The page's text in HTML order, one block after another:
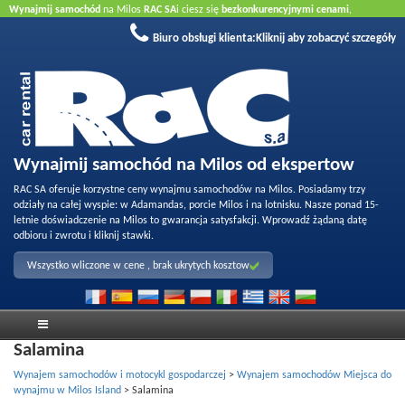
Wynajmij samochód na Milos RAC SAi ciesz się bezkonkurencyjnymi cenami,
oraz
Nie wymagana karta kredytowa.
Biuro obsługi klienta: Kliknij aby zobaczyć szczegóły
Wynajmij samochód na Milos od ekspertow
RAC SA oferuje korzystne ceny wynajmu samochodów na Milos. Posiadamy trzy
odziały na całej wyspie: w Adamandas, porcie Milos i na lotnisku. Nasze ponad 15-
letnie doświadczenie na Milos to gwarancja satysfakcji. Wprowadź żądaną datę
odbioru i zwrotu i kliknij stawki.
Wszystko wliczone w cene , brak ukrytych kosztow
Salamina
Wynajem samochodów i motocykl gospodarczej > Wynajem samochodów Miejsca do
wynajmu w Milos Island > Salamina